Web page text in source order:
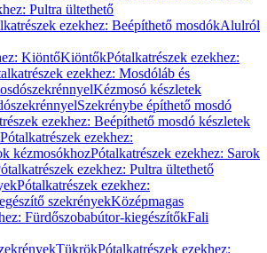
Pultra ültethető
ezekhez: Beépíthető mosdókAlulról
KiöntőKiöntőkPótalkatrészek ezekhez:
ezekhez: Mosdóláb és
Kézmosó készletek
Szekrénybe építhető mosdó
ezekhez: Beépíthető mosdó készletek
Pótalkatrészek ezekhez:
kézmosókhozPótalkatrészek ezekhez: Sarok
ezekhez: Pultra ültethető
Pótalkatrészek ezekhez:
szekrényekKözépmagas
Fürdőszobabútor-kiegészítőkFali
TükrökPótalkatrészek ezekhez: